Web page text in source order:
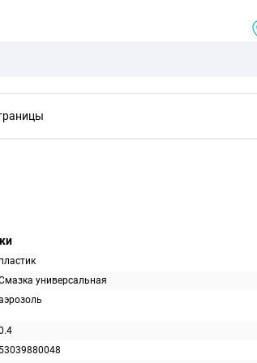
пластик
универсальная
53039880048